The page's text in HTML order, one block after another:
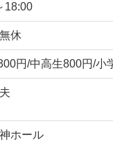
18:00
休
円/中高生800円/小
ホール